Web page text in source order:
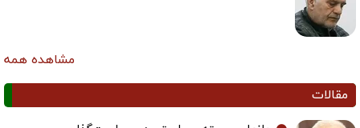
مشاهده همه
مقالات